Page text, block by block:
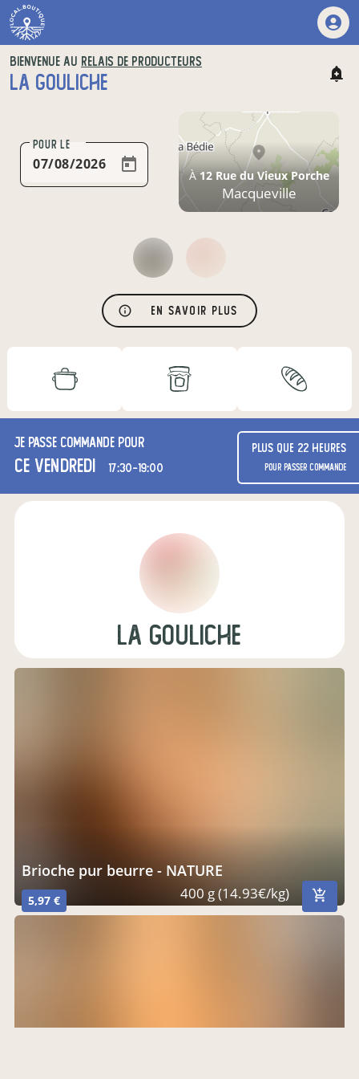
BIENVENUE AU RELAIS DE PRODUCTEURS
LA GOULICHE
POUR LE
En savoir plus
À12 Rue du Vieux Porche
Macqueville
Je passe commande pour
ce vendredi 17:30-19:00
Plus que 22 heures
pour passer commande
La Gouliche
Brioche pur beurre - NATURE
5,97 € 400 g (14.93€/kg)